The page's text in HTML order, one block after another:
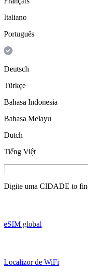
Italiano
Português
Deutsch
Türkçe
Bahasa Indonesia
Bahasa Melayu
Dutch
Tiếng Việt
Digite uma CIDADE to
eSIM global
Localizor de WiFi